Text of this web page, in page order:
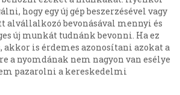
hogy egy új gép beszerzésével vagy
alvállalkozó bevonásával mennyi és
új munkát tudnánk bevonni. Ha ez
akkor is érdemes azonosítani azokat a
a nyomdának nem nagyon van esélye
pazarolni a kereskedelmi